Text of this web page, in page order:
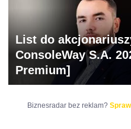
List do
ConsoleWay S.A.
Premium]
Biznesradar bez reklam?